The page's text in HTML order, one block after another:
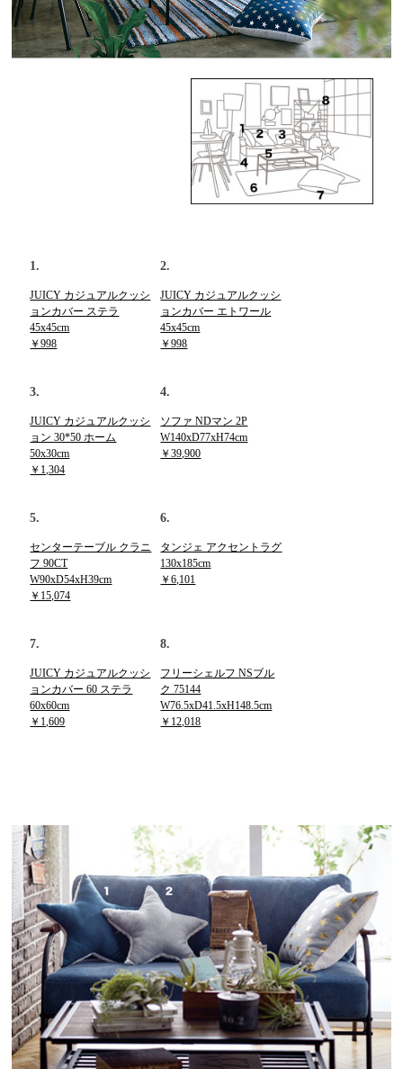
1.
JUICY カジュアルクッシ
ョンカバー ステラ
45x45cm
￥998
2.
JUICY カジュアルクッシ
ョンカバー エトワール
45x45cm
￥998
3.
JUICY カジュアルクッシ
ョン 30*50 ホーム
50x30cm
￥1,304
4.
ソファ NDマン 2P
W140xD77xH74cm
￥39,900
5.
センターテーブル クラニ
フ 90CT
W90xD54xH39cm
￥15,074
6.
タンジェ アクセントラグ
130x185cm
￥6,101
7.
JUICY カジュアルクッシ
ョンカバー 60 ステラ
60x60cm
￥1,609
8.
フリーシェルフ NSブル
ク 75144
W76.5xD41.5xH148.5cm
￥12,018